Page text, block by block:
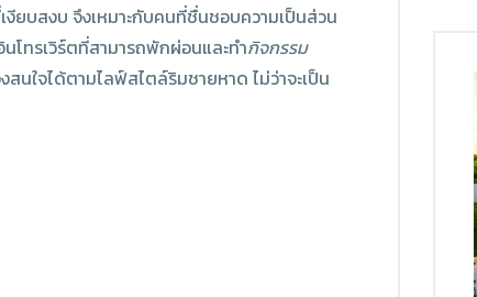
งียบสงบ จึงเหมาะกับคนที่ชื่นชอบความเป็นส่วน
โทรเวิร์ตที่สามารถพักผ่อนและทำกิจกรรม
สนใจได้ตามไลฟ์สไตล์ริมชายหาด ไม่ว่าจะเป็น